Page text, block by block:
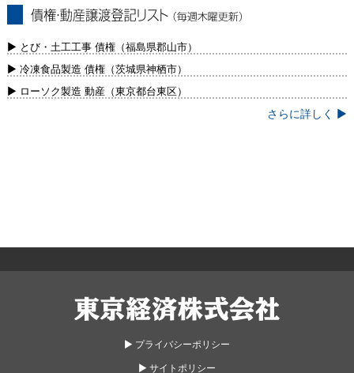
新）
▶ とび・土工工事 債権（福島県郡山市）
▶ 冷凍食品製造 債権（茨城県神栖市）
▶ ローソク製造 動産（東京都台東区）
さらに詳しく ▶
▶︎ プライバシーポリシー
▶︎ サイトポリシー